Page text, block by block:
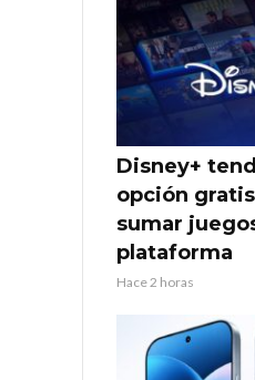
Disney+
opción
sumar
plataforma
Hace 2 horas